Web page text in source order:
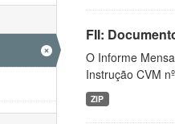
FII:
O Informe
Instrução CVM
ZIP